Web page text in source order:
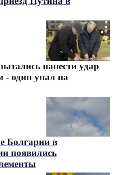
нанести удар
- один упал на
Болгарии в
появились